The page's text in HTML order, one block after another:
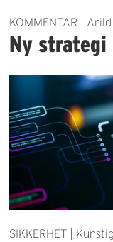
KOMMENTAR |
Ny
SIKKERHET |